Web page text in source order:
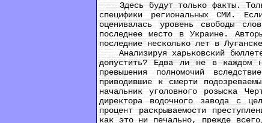
Здесь будут только факты.
специфики региональных СМИ.
оценивалась уровень свободы
последнее место в Украине.
последние несколько лет в
Анализируя харьковский
допустить? Едва ли не в каждом
превышения полномочий
приводившие к смерти
начальник уголовного розыска
директора водочного завода с
процент раскрываемости
как это ни печально, прежде